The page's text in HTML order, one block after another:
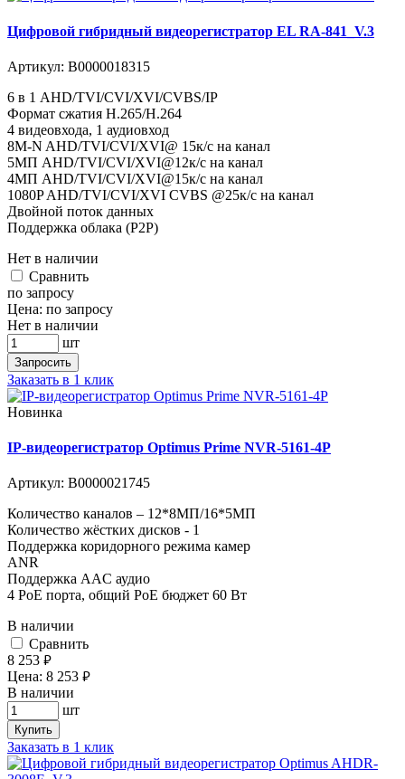
Цифровой гибридный видеорегистратор EL RA-841_V.3
Артикул: В0000018315
6 в 1 AHD/TVI/CVI/XVI/CVBS/IP
Формат сжатия H.265/H.264
4 видеовхода, 1 аудиовход
8M-N AHD/TVI/CVI/XVI@ 15к/с на канал
5MП AHD/TVI/CVI/XVI@12к/с на канал
4MП AHD/TVI/CVI/XVI@15к/с на канал
1080P AHD/TVI/CVI/XVI CVBS @25к/с на канал
Двойной поток данных
Поддержка облака (P2P)
Нет в наличии
Cравнить
по запросу
Цена: по запросу
Нет в наличии
шт
Запросить
Заказать в 1 клик
Новинка
IP-видеорегистратор Optimus Prime NVR-5161-4P
Артикул: В0000021745
Количество каналов – 12*8МП/16*5МП
Количество жёстких дисков - 1
Поддержка коридорного режима камер
ANR
Поддержка AAC аудио
4 PoE порта, общий PoE бюджет 60 Вт
В наличии
Cравнить
8 253 руб.
Цена: 8 253 руб.
В наличии
шт
Купить
Заказать в 1 клик